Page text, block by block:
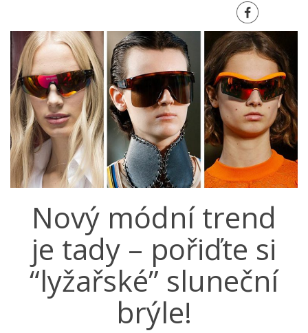
Nový módní trend
je tady – pořiďte si
“lyžařské” sluneční
brýle!